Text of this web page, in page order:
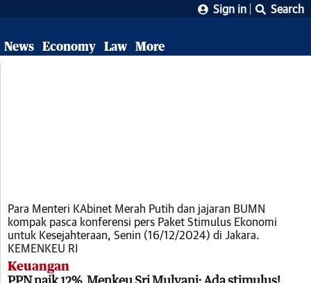
Sign in Search
News Economy Law More
Para Menteri KAbinet Merah Putih dan jajaran BUMN
kompak pasca konferensi pers Paket Stimulus Ekonomi
untuk Kesejahteraan, Senin (16/12/2024) di Jakara.
KEMENKEU RI
Keuangan